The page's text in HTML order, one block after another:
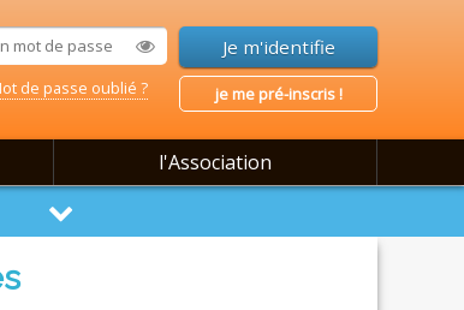
de passe oublié ? je me pré-inscris !
l'Association